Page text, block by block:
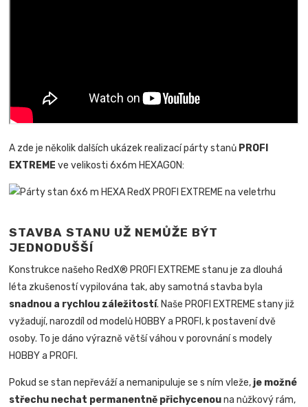
A zde je několik dalších ukázek realizací párty stanů PROFI
EXTREME ve velikosti 6x6m HEXAGON:
STAVBA STANU UŽ NEMŮŽE BÝT
JEDNODUŠŠÍ
Konstrukce našeho RedX® PROFI EXTREME stanu je za dlouhá
léta zkušeností vypilována tak, aby samotná stavba byla
snadnou a rychlou záležitostí. Naše PROFI EXTREME stany již
vyžadují, narozdíl od modelů HOBBY a PROFI, k postavení dvě
osoby. To je dáno výrazně větší váhou v porovnání s modely
HOBBY a PROFI.
Pokud se stan nepřeváží a nemanipuluje se s ním vleže, je možné
střechu nechat permanentně přichycenouna nůžkový rám,